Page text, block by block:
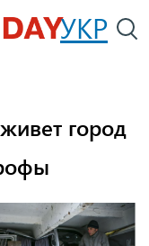
УКР
город